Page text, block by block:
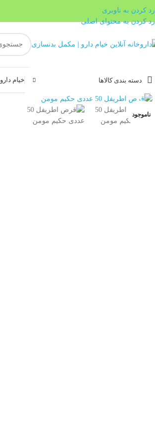
رد کردن به ناوبری
رد کردن به محتوای اصلی
دسته بندی کالاها خیام دارو
ناموجود
بزرگنمایی تصویر